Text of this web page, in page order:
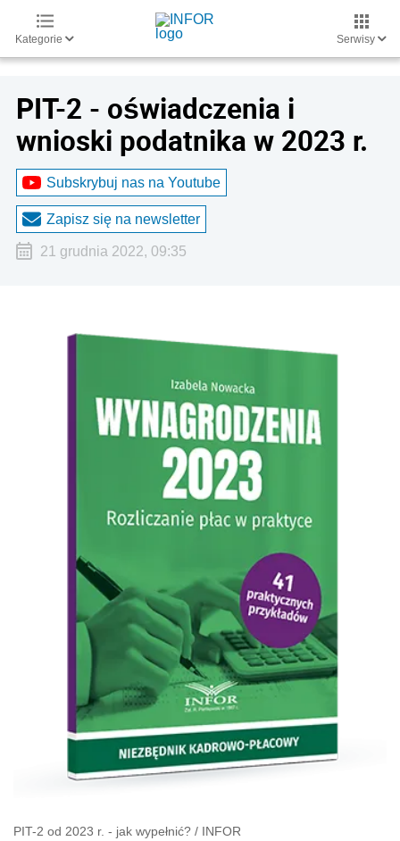
Kategorie Serwisy
PIT-2 - oświadczenia i
wnioski podatnika w 2023 r.
Subskrybuj nas na Youtube
Zapisz się na newsletter
21 grudnia 2022, 09:35
PIT-2 od 2023 r. - jak wypełnić? / INFOR